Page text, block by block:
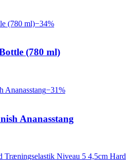
−34%
(780 ml)
−31%
Ananasstang